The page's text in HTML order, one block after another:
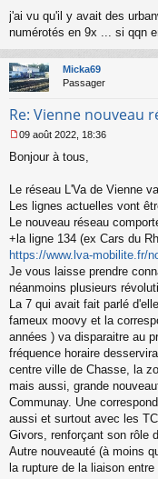
e
s
a
g
e
o
l
u
j'ai vu qu'il y avait des
numérotés en 9x ... si qqn
Micka69
Passager
Re: Vienne nouveau
e
s
g
e
n
o
n
l
u
09 août 2022, 18:36
Bonjour à tous,
Le réseau L'Va de Vienne
Les lignes actuelles vont
Le nouveau réseau
+la ligne 134 (ex Cars du
https://www.lva-mobilite.fr/
Je vous laisse prendre
néanmoins plusieurs
La 7 qui avait fait parlé
fameux moovy et la
années ) va disparaitre au
fréquence horaire
centre ville de Chasse, la
mais aussi, grande
Communay. Une
aussi et surtout avec les
Givors, renforçant son rôle
Autre nouveauté (à moins
la rupture de la liaison